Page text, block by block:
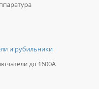
и рубильники
до 1600А